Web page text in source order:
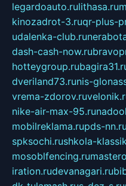
legardoauto.rulithasa.ru
kinozadrot-3.ruqr-plus-
udalenka-club.ru
dash-cash-now.ru
hotteygroup.ru
dveriland73.runis-
vrema-zdorov.ru
nike-air-max-95.ru
mobilreklama.rupds-nn.ru
spksochi.rushkola-
mosoblfencing.ru
iration.rudevanagari.ru